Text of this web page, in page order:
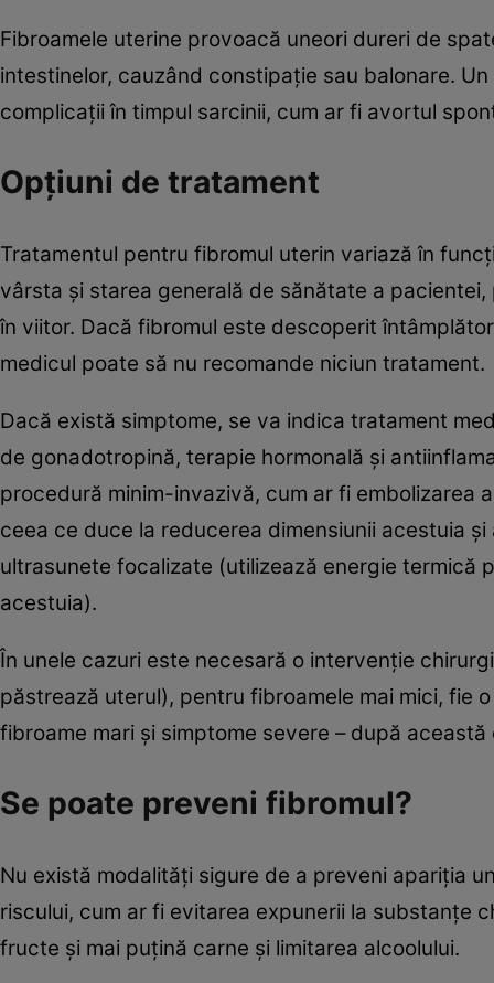
Fibroamele uterine provoacă uneori dureri de
intestinelor, cauzând constipație sau balonare.
complicații în timpul sarcinii, cum ar fi avortul
Opțiuni de tratament
Tratamentul pentru fibromul uterin variază în
vârsta și starea generală de sănătate a
în viitor. Dacă fibromul este descoperit
medicul poate să nu recomande niciun tratament.
Dacă există simptome, se va indica tratament
de gonadotropină, terapie hormonală și
procedură minim-invazivă, cum ar fi embolizarea
ceea ce duce la reducerea dimensiunii acestuia
ultrasunete focalizate (utilizează energie termică
acestuia).
În unele cazuri este necesară o intervenție
păstrează uterul), pentru fibroamele mai mici, fie
fibroame mari și simptome severe – după
Se poate preveni fibromul?
Nu există modalități sigure de a preveni apariția
riscului, cum ar fi evitarea expunerii la substanțe
fructe și mai puțină carne și limitarea alcoolului.